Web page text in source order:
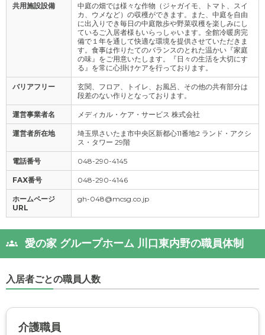
共用施設設備
中庭の畑では様々な作物（ジャガイモ、トマト、スイ
カ、ウメなど）の収穫ができます。また、中庭を自由
に出入りでき毎日の中庭散歩や野菜収穫を楽しみにし
ているご入居者様もいらっしゃいます。全館冷暖房完
備で１年を通して快適な環境を提供させていただきま
す。食事は作りたてのバランスのとれた温かい『家庭
の味』をご用意いたします。『日々の生活を大切にす
る』を常に心掛けケアを行っております。
バリアフリー
玄関、フロア、トイレ、お風呂、その他の共有部分は
段差のない作りとなっております。
運営事業者名 メディカル・ケア・サービス 株式会社
運営者所在地
埼玉県さいたま市中央区新都心11番地2 ランド・アクシ
ス・タワー 29階
電話番号 048-290-4145
FAX番号 048-290-4146
ホームページ
URL
gh-048@mcsg.co.jp
愛の家 グループホーム 川口東内野の職員体制
入居者ごとの職員人数
介護職員